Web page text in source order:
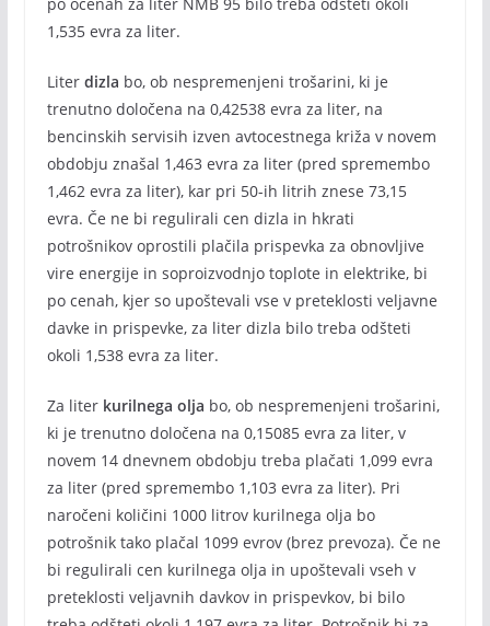
1,535 evra za liter.
Liter dizla bo, ob nespremenjeni trošarini, ki je
trenutno določena na 0,42538 evra za liter, na
bencinskih servisih izven avtocestnega križa v novem
obdobju znašal 1,463 evra za liter (pred spremembo
1,462 evra za liter), kar pri 50-ih litrih znese 73,15
evra. Če ne bi regulirali cen dizla in hkrati
potrošnikov oprostili plačila prispevka za obnovljive
vire energije in soproizvodnjo toplote in elektrike, bi
po cenah, kjer so upoštevali vse v preteklosti veljavne
davke in prispevke, za liter dizla bilo treba odšteti
okoli 1,538 evra za liter.
Za liter kurilnega olja bo, ob nespremenjeni trošarini,
ki je trenutno določena na 0,15085 evra za liter, v
novem 14 dnevnem obdobju treba plačati 1,099 evra
za liter (pred spremembo 1,103 evra za liter). Pri
naročeni količini 1000 litrov kurilnega olja bo
potrošnik tako plačal 1099 evrov (brez prevoza). Če ne
bi regulirali cen kurilnega olja in upoštevali vseh v
preteklosti veljavnih davkov in prispevkov, bi bilo